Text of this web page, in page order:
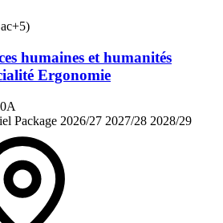
humaines et humanités
Ergonomie
Package 2026/27 2027/28 2028/29